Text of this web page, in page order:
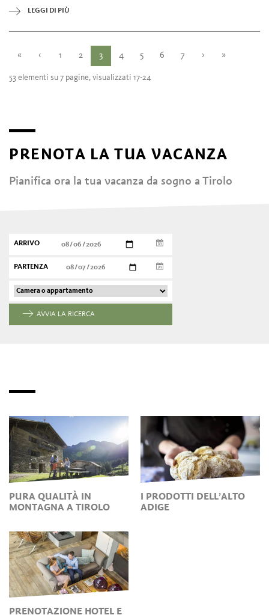
lunedì
mercoledì
chiuso
LEGGI DI PIÙ
« ‹ 1 2 3 4 5 6 7 › »
53 elementi su 7 pagine, visualizzati 17-24
PRENOTA LA TUA VACANZA
Pianifica ora la tua vacanza da sogno a Tirolo
ARRIVO
PARTENZA
AVVIA LA RICERCA
PURA QUALITÀ IN
MONTAGNA A TIROLO
I PRODOTTI DELL’ALTO
ADIGE
PRENOTAZIONE HOTEL E